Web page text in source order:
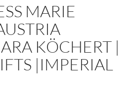
MARIE
KÖCHERT |
|IMPERIAL